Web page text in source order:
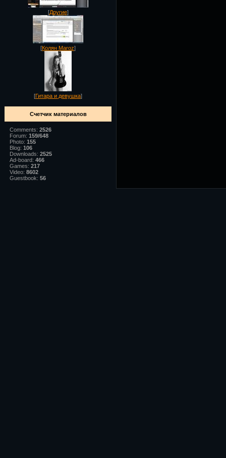
[Другие]
[Колян Maroz]
[Гитара и девушка]
Счетчик материалов
Comments: 2526
Forum: 159/648
Photo: 155
Blog: 106
Downloads: 2525
Ad-board: 466
Games: 217
Video: 8602
Guestbook: 56